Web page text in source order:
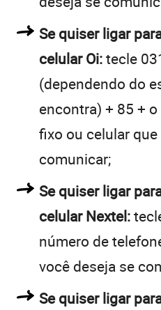
Se quiser ligar
celular Oi:tecle
(dependendo do
encontra) + 85 +
fixo ou celular
comunicar;
Se quiser ligar
celular Nextel:
número de
você deseja se
Se quiser ligar